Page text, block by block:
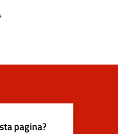
pagina?